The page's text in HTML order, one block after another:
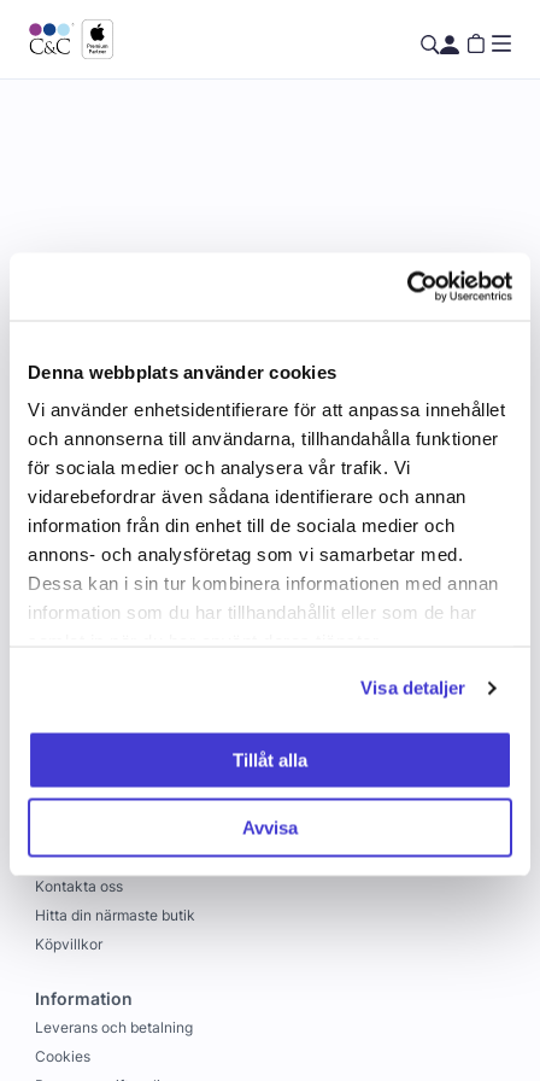
Denna webbplats använder cookies
Vi använder enhetsidentifierare för att anpassa innehållet
och annonserna till användarna, tillhandahålla funktioner
för sociala medier och analysera vår trafik. Vi
vidarebefordrar även sådana identifierare och annan
information från din enhet till de sociala medier och
annons- och analysföretag som vi samarbetar med.
Dessa kan i sin tur kombinera informationen med annan
information som du har tillhandahållit eller som de har
Visa detaljer
Tillåt alla
Avvisa
Vendre
C&C
Jobba hos oss
Kontakta oss
Hitta din närmaste butik
Köpvillkor
Information
Leverans och betalning
Cookies